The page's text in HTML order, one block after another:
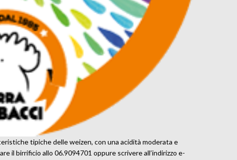
tipiche delle weizen, con una acidità moderata e
il birrificio allo 06.9094701 oppure scrivere all’indirizzo e-